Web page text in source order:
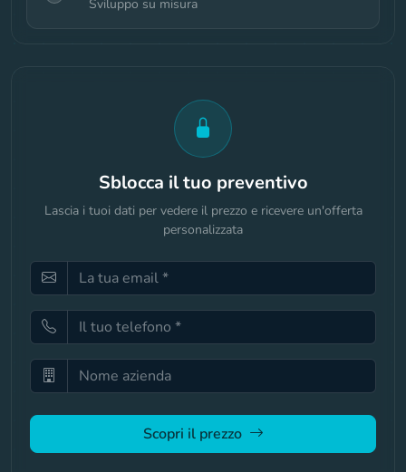
Sviluppo su misura
Sblocca il tuo preventivo
Lascia i tuoi dati per vedere il prezzo e ricevere un'offerta
personalizzata
Scopri il prezzo